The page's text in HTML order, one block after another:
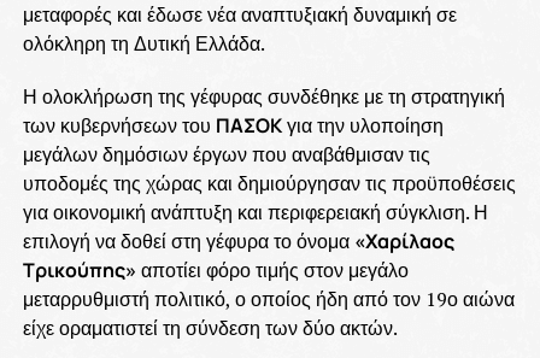
μεταφορές και έδωσε νέα αναπτυξιακή δυναμική σε
ολόκληρη τη Δυτική Ελλάδα.
Η ολοκλήρωση της γέφυρας συνδέθηκε με τη στρατηγική
των κυβερνήσεων του ΠΑΣΟΚγια την υλοποίηση
μεγάλων δημόσιων έργων που αναβάθμισαν τις
υποδομές της χώρας και δημιούργησαν τις προϋποθέσεις
για οικονομική ανάπτυξη και περιφερειακή σύγκλιση. Η
επιλογή να δοθεί στη γέφυρα το όνομα «Χαρίλαος
Τρικούπης» αποτίει φόρο τιμής στον μεγάλο
μεταρρυθμιστή πολιτικό, ο οποίος ήδη από τον 19ο αιώνα
είχε οραματιστεί τη σύνδεση των δύο ακτών.